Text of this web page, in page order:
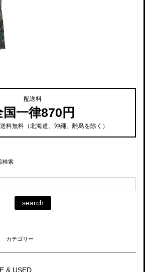
配送料
国一律870円
料無料（北海道、沖繩、離島を除く）
検索
search
カテゴリー
& USED